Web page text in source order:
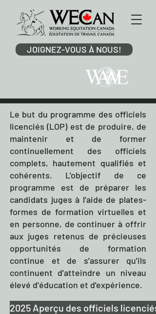
JOIGNEZ-VOUS À NOUS!
Le but du programme des officiels
licenciés (LOP) est de produire, de
maintenir et de former
continuellement des officiels
complets, hautement qualifiés et
cohérents. L'objectif de ce
programme est de préparer les
candidats juges à l'aide de plates-
formes de formation virtuelles et
en personne, de continuer à offrir
aux juges retenus de précieuses
opportunités de formation
continue et de s'assurer qu'ils
continuent d'atteindre un niveau
élevé d'éducation et d'expérience.
2025 Aperçu des officiels licenciés